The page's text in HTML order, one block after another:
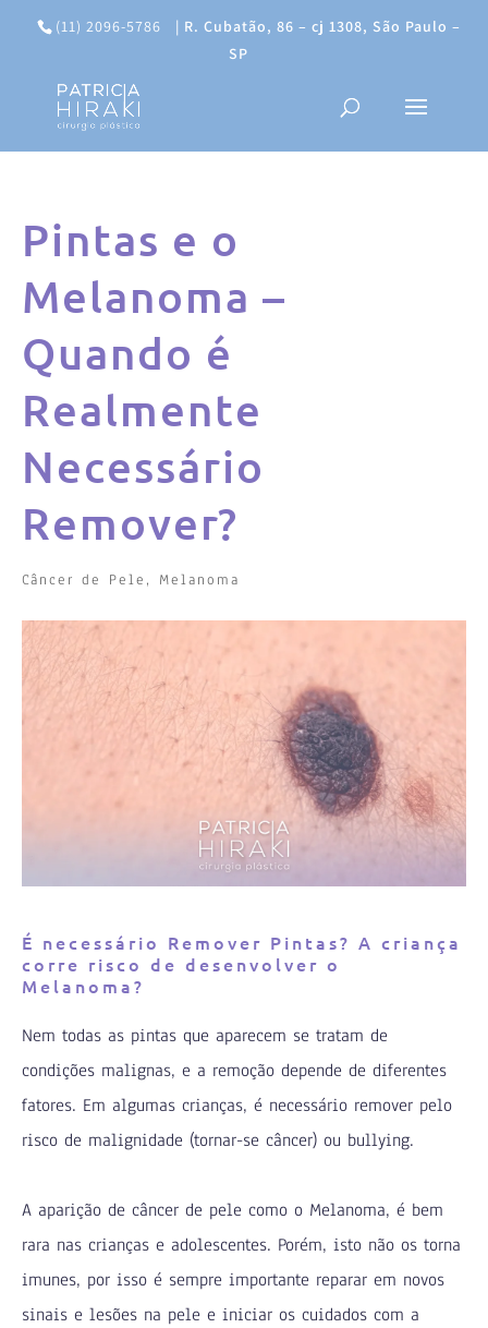
(11) 2096-5786 | R. Cubatão, 86 – cj 1308, São Paulo –
SP
Pintas e o
Melanoma –
Quando é
Realmente
Necessário
Remover?
Câncer de Pele , Melanoma
É necessário Remover Pintas? A criança
corre risco de desenvolver o
Melanoma?
Nem todas as pintas que aparecem se tratam de
condições malignas, e a remoção depende de diferentes
fatores. Em algumas crianças, é necessário remover pelo
risco de malignidade (tornar-se câncer) ou bullying. ⠀
A aparição de câncer de pele como o Melanoma, é bem
rara nas crianças e adolescentes. Porém, isto não os torna
imunes, por isso é sempre importante reparar em novos
sinais e lesões na pele e iniciar os cuidados com a